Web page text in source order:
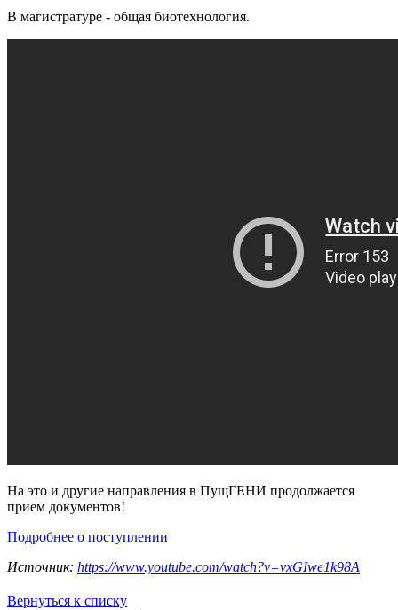
В магистратуре - общая биотехнология.
На это и другие направления в ПущГЕНИ продолжается
прием документов!
Подробнее о поступлении
Источник: https://www.youtube.com/watch?v=vxGIwe1k98A
Вернуться к списку